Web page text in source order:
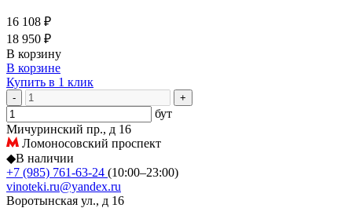
16 108 ₽
18 950 ₽
В корзину
В корзине
Купить в 1 клик
- +
бут
Мичуринский пр., д 16
Ломоносовский проспект
◆В наличии
+7 (985) 761-63-24 (10:00–23:00)
vinoteki.ru@yandex.ru
Воротынская ул., д 16